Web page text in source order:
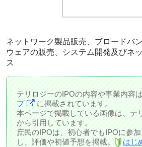
ネットワーク製品販売、ブロードバ
ウェアの販売、システム開発及びネ
ス
テリロジーのIPOの内容や事業内容は
プ
に掲載されています。
本ページで掲載している画像は、テ
から引用しています。
庶民のIPOは、初心者でもIPOに参
し、評価や初値予想を掲載。
はじ